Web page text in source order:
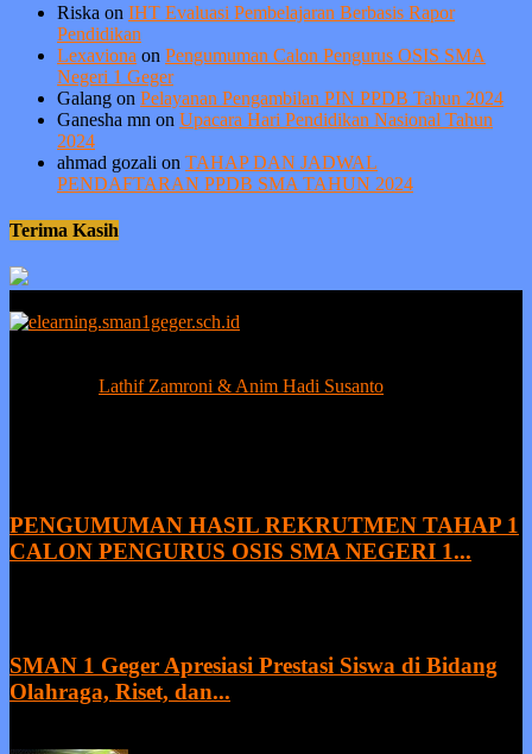
Riska on IHT Evaluasi Pembelajaran Berbasis Rapor
Pendidikan
Lexaviona on Pengumuman Calon Pengurus OSIS SMA
Negeri 1 Geger
Galang on Pelayanan Pengambilan PIN PPDB Tahun 2024
Ganesha mn on Upacara Hari Pendidikan Nasional Tahun
2024
ahmad gozali on TAHAP DAN JADWAL
PENDAFTARAN PPDB SMA TAHUN 2024
Terima Kasih
Lathif Zamroni & Anim Hadi Susanto
PENGUMUMAN HASIL REKRUTMEN TAHAP 1
CALON PENGURUS OSIS SMA NEGERI 1...
SMAN 1 Geger Apresiasi Prestasi Siswa di Bidang
Olahraga, Riset, dan...